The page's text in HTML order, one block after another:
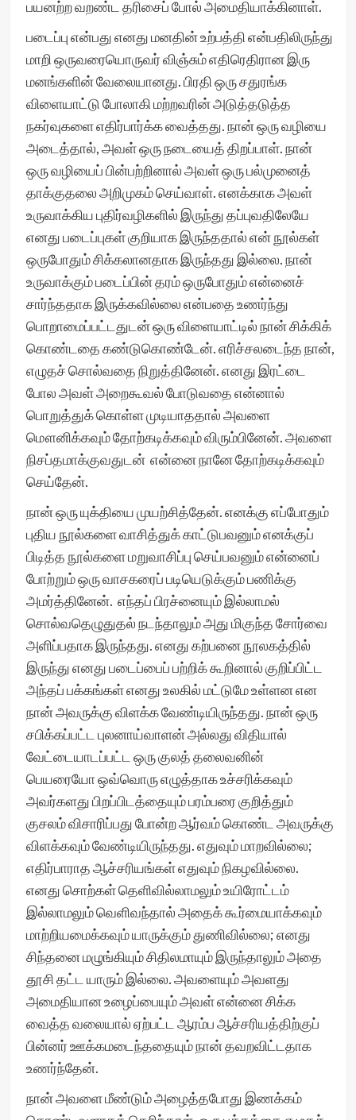
பயனற்ற வறண்ட தரிசைப் போல் அமைதியாக்கினாள்.
படைப்பு என்பது எனது மனதின் உற்பத்தி என்பதிலிருந்து
மாறி ஒருவரையொருவர் விஞ்சும் எதிரெதிரான இரு
மனங்களின் வேலையானது. பிரதி ஒரு சதுரங்க
விளையாட்டு போலாகி மற்றவரின் அடுத்தடுத்த
நகர்வுகளை எதிர்பார்க்க வைத்தது. நான் ஒரு வழியை
அடைத்தால், அவள் ஒரு நடையைத் திறப்பாள். நான்
ஒரு வழியைப் பின்பற்றினால் அவள் ஒரு பல்முனைத்
தாக்குதலை அறிமுகம் செய்வாள். எனக்காக அவள்
உருவாக்கிய புதிர்வழிகளில் இருந்து தப்புவதிலேயே
எனது படைப்புகள் குறியாக இருந்ததால் என் நூல்கள்
ஒருபோதும் சிக்கலானதாக இருந்தது இல்லை. நான்
உருவாக்கும் படைப்பின் தரம் ஒருபோதும் என்னைச்
சார்ந்ததாக இருக்கவில்லை என்பதை உணர்ந்து
பொறாமைப்பட்டதுடன் ஒரு விளையாட்டில் நான் சிக்கிக்
கொண்டதை கண்டுகொண்டேன். எரிச்சலடைந்த நான்,
எழுதச் சொல்வதை நிறுத்தினேன். எனது இரட்டை
போல அவள் அறைகூவல் போடுவதை என்னால்
பொறுத்துக் கொள்ள முடியாததால் அவளை
மௌனிக்கவும் தோற்கடிக்கவும் விரும்பினேன். அவளை
நிசப்தமாக்குவதுடன் என்னை நானே தோற்கடிக்கவும்
செய்தேன்.
நான் ஒரு யுக்தியை முயற்சித்தேன். எனக்கு எப்போதும்
புதிய நூல்களை வாசித்துக் காட்டுபவனும் எனக்குப்
பிடித்த நூல்களை மறுவாசிப்பு செய்பவனும் என்னைப்
போற்றும் ஒரு வாசகரைப் படியெடுக்கும் பணிக்கு
அமர்த்தினேன். எந்தப் பிரச்னையும் இல்லாமல்
சொல்வதெழுதுதல் நடந்தாலும் அது மிகுந்த சோர்வை
அளிப்பதாக இருந்தது. எனது கற்பனை நூலகத்தில்
இருந்து எனது படைப்பைப் பற்றிக் கூறினால் குறிப்பிட்ட
அந்தப் பக்கங்கள் எனது உலகில் மட்டுமே உள்ளன என
நான் அவருக்கு விளக்க வேண்டியிருந்தது. நான் ஒரு
சபிக்கப்பட்ட புலனாய்வாளன் அல்லது விதியால்
வேட்டையாடப்பட்ட ஒரு குலத் தலைவனின்
பெயரையோ ஒவ்வொரு எழுத்தாக உச்சரிக்கவும்
அவர்களது பிறப்பிடத்தையும் பரம்பரை குறித்தும்
குசலம் விசாரிப்பது போன்ற ஆர்வம் கொண்ட அவருக்கு
விளக்கவும் வேண்டியிருந்தது. எதுவும் மாறவில்லை;
எதிர்பாராத ஆச்சரியங்கள் எதுவும் நிகழவில்லை.
எனது சொற்கள் தெளிவில்லாமலும் உயிரோட்டம்
இல்லாமலும் வெளிவந்தால் அதைக் கூர்மையாக்கவும்
மாற்றியமைக்கவும் யாருக்கும் துணிவில்லை; எனது
சிந்தனை மழுங்கியும் சிதிலமாயும் இருந்தாலும் அதை
தூசி தட்ட யாரும் இல்லை. அவளையும் அவளது
அமைதியான உழைப்பையும் அவள் என்னை சிக்க
வைத்த வலையால் ஏற்பட்ட ஆரம்ப ஆச்சரியத்திற்குப்
பின்னர் ஊக்கமடைந்ததையும் நான் தவறவிட்டதாக
உணர்ந்தேன்.
நான் அவளை மீண்டும் அழைத்தபோது இணக்கம்